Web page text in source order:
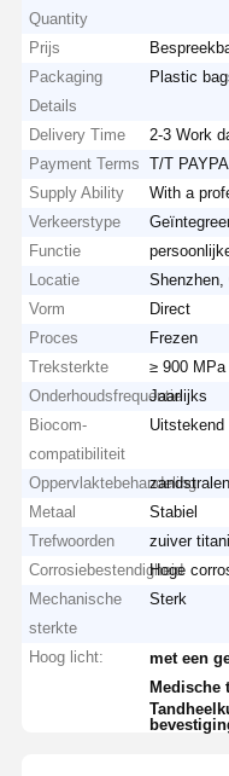
Quantity
Prijs
Packaging
Details
Plastic
Delivery Time
2-3 Work
Payment Terms
T/T PAYPAL
Supply Ability
With a
Verkeerstype
Functie
Locatie
Shenzhen,
Vorm
Direct
Proces
Frezen
Treksterkte
≥ 900 MPa
Onderhoudsfrequentie
Jaarlijks
Biocom-
compatibiliteit
Uitstekend
Oppervlaktebehandeling
zandstralen
Metaal
Stabiel
Trefwoorden
zuiver
Corrosiebestendigheid
Hoge
Mechanische
sterkte
Sterk
Hoog licht: met een
Medische